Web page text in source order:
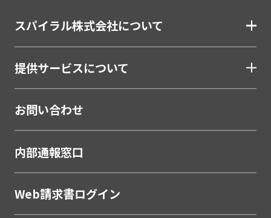
スパイラル株式会社について
提供サービスについて
お問い合わせ
内部通報窓口
Web請求書ログイン